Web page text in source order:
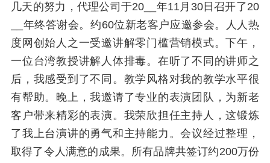
几天的努力，代理公司于20__年11月30日召开了20
__年终答谢会。约60位新老客户应邀参会。人人热
度网创始人之一受邀讲解零门槛营销模式。下午，
一位台湾教授讲解人体排毒。在听了不同的讲师之
后，我感受到了不同。教学风格对我的教学水平很
有帮助。晚上，我邀请了专业的表演团队，为新老
客户带来精彩的表演。我荣欣担任主持人，这锻炼
了我上台演讲的勇气和主持能力。会议经过整理，
取得了令人满意的成果。所有品牌共签订约200万份